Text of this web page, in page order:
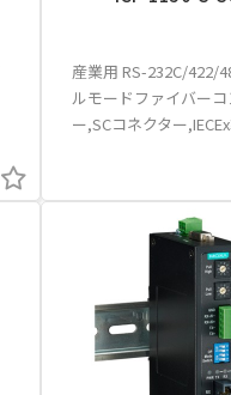
産業用 RS-232C/422/
ルモードファイバーコ
ー,SCコネクター